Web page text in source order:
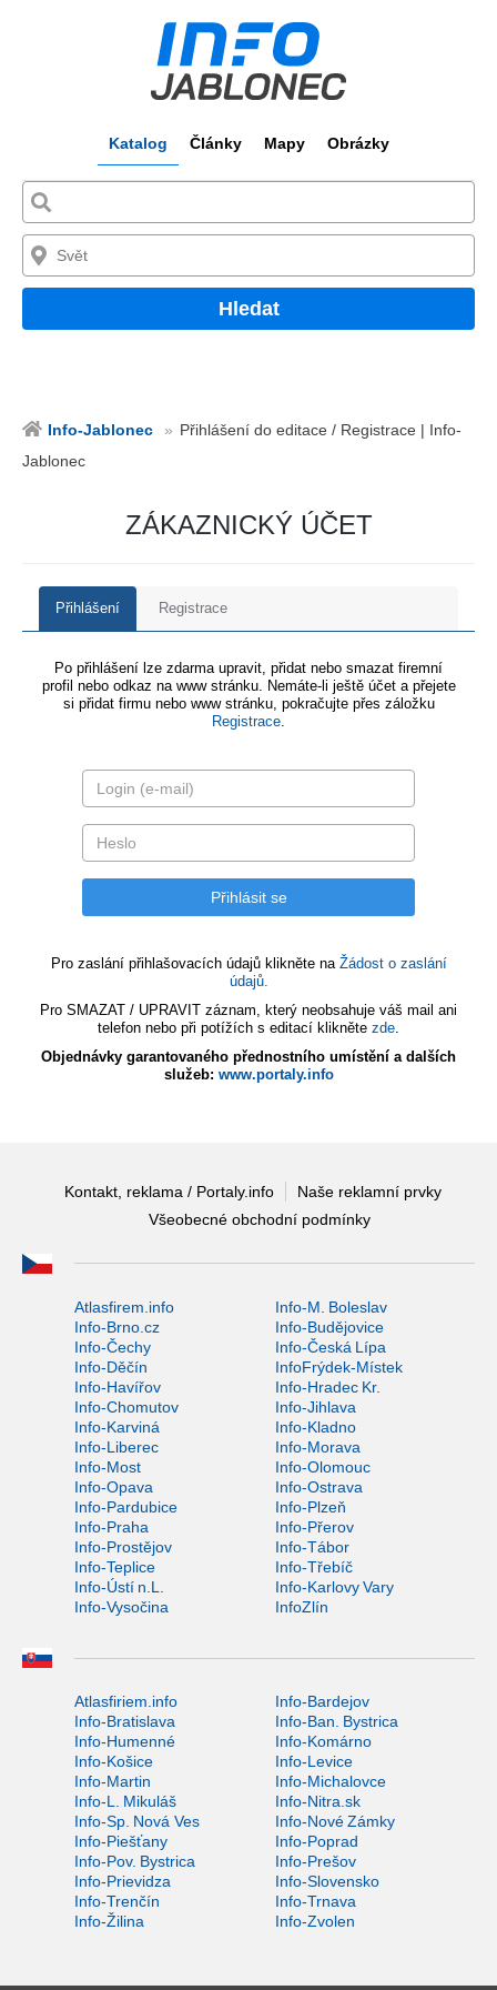
Katalog Články Mapy Obrázky
Hledat
Info-Jablonec
Přihlášení do editace / Registrace | Info-
Jablonec
ZÁKAZNICKÝ ÚČET
Přihlášení Registrace
Po přihlášení lze zdarma upravit, přidat nebo smazat firemní
profil nebo odkaz na www stránku. Nemáte-li ještě účet a přejete
si přidat firmu nebo www stránku, pokračujte přes záložku
Registrace.
Pro zaslání přihlašovacích údajů klikněte na Žádost o zaslání
údajů.
Pro SMAZAT / UPRAVIT záznam, který neobsahuje váš mail ani
telefon nebo při potížích s editací klikněte zde.
Objednávky garantovaného přednostního umístění a dalších
služeb: www.portaly.info
Kontakt, reklama / Portaly.info
Naše reklamní prvky
Všeobecné obchodní podmínky
Atlasfirem.info
Info-M. Boleslav
Info-Brno.cz
Info-Budějovice
Info-Čechy
Info-Česká Lípa
Info-Děčín
InfoFrýdek-Místek
Info-Havířov
Info-Hradec Kr.
Info-Chomutov
Info-Jihlava
Info-Karviná
Info-Kladno
Info-Liberec
Info-Morava
Info-Most
Info-Olomouc
Info-Opava
Info-Ostrava
Info-Pardubice
Info-Plzeň
Info-Praha
Info-Přerov
Info-Prostějov
Info-Tábor
Info-Teplice
Info-Třebíč
Info-Ústí n.L.
Info-Karlovy Vary
Info-Vysočina
InfoZlín
Atlasfiriem.info
Info-Bardejov
Info-Bratislava
Info-Ban. Bystrica
Info-Humenné
Info-Komárno
Info-Košice
Info-Levice
Info-Martin
Info-Michalovce
Info-L. Mikuláš
Info-Nitra.sk
Info-Sp. Nová Ves
Info-Nové Zámky
Info-Piešťany
Info-Poprad
Info-Pov. Bystrica
Info-Prešov
Info-Prievidza
Info-Slovensko
Info-Trenčín
Info-Trnava
Info-Žilina
Info-Zvolen